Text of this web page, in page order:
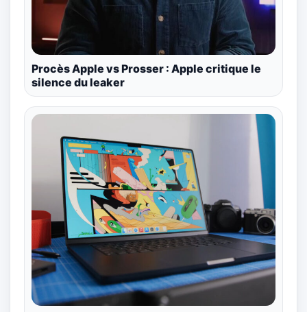
Procès Apple vs Prosser : Apple critique le
silence du leaker